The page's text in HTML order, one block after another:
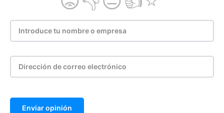
Enviar opinión